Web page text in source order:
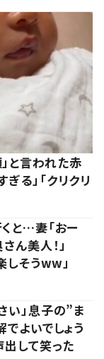
と言われた赤
る」「クリクリ
と…妻「おー
ん美人！」
しそうww」
い」息子の”ま
よいでしょう
して笑った